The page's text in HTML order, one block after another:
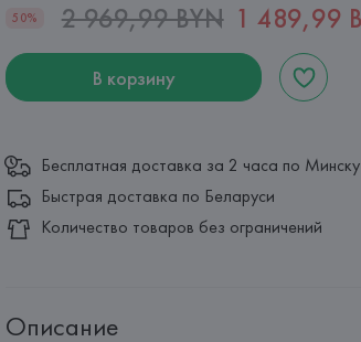
50% 2 969,99 BYN 1 489,99
В корзину
Бесплатная доставка за 2 часа по Минску
Быстрая доставка по Беларуси
Количество товаров без ограничений
Описание